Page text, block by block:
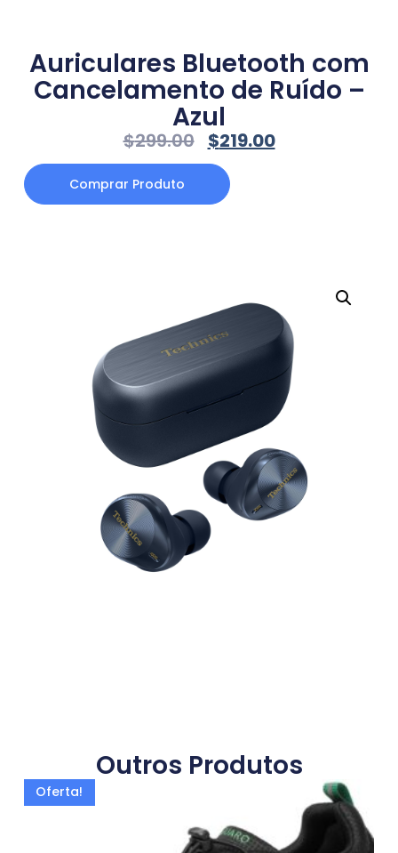
Auriculares Bluetooth com
Cancelamento de Ruído –
Azul
$299.00 $219.00
Comprar Produto
Outros Produtos
Oferta!